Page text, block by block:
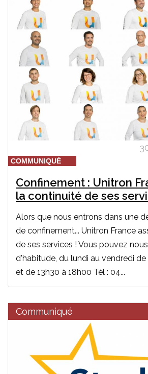
COMMUNIQUÉ
Confinement : Unitron
la continuité de ses
Alors que nous entrons dans une
de confinement... Unitron France
de ses services ! Vous pouvez
d'habitude, du lundi au vendredi
et de 13h30 à 18h00 Tél : 04...
Communiqué